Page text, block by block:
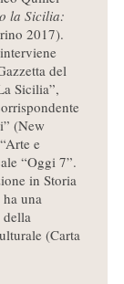
la Sicilia:
2017).
del
Sicilia”,
(New
e
“Oggi 7”.
in Storia
una
(Carta